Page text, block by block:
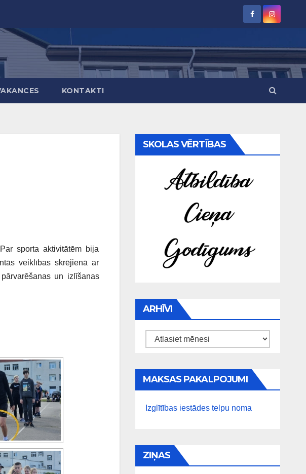
KONTAKTI
sporta aktivitātēm bija
veiklības skrējienā ar
un izlīšanas
SKOLAS VĒRTĪBAS
ARHĪVI
Arhīvi
MAKSAS PAKALPOJUMI
Izglītības iestādes telpu noma
ZIŅAS